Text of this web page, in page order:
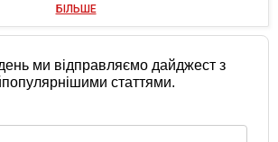
БІЛЬШЕ
ми відправляємо дайджест з
статтями.